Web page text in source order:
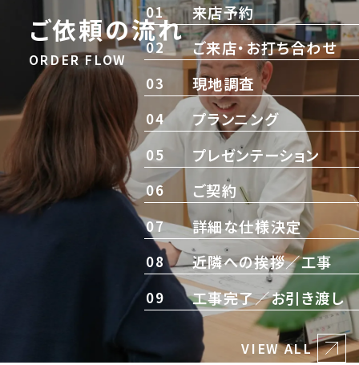
ご依頼の流れ
ORDER FLOW
01 来店予約
02 ご来店・お打ち合わせ
03 現地調査
04 プランニング
05 プレゼンテーション
06 ご契約
07 詳細な仕様決定
08 近隣への挨拶／工事
09 工事完了／お引き渡し
VIEW ALL